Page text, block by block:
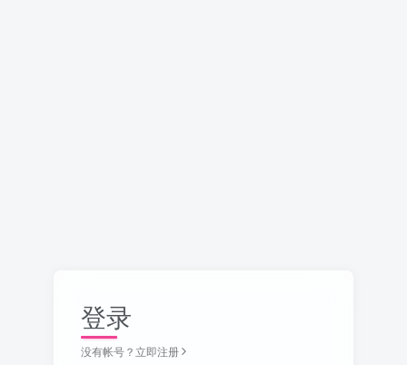
登录
没有帐号？立即注册